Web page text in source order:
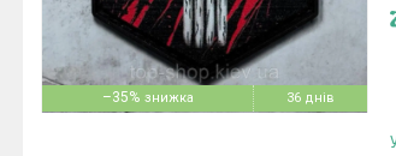
–35% 36 днів